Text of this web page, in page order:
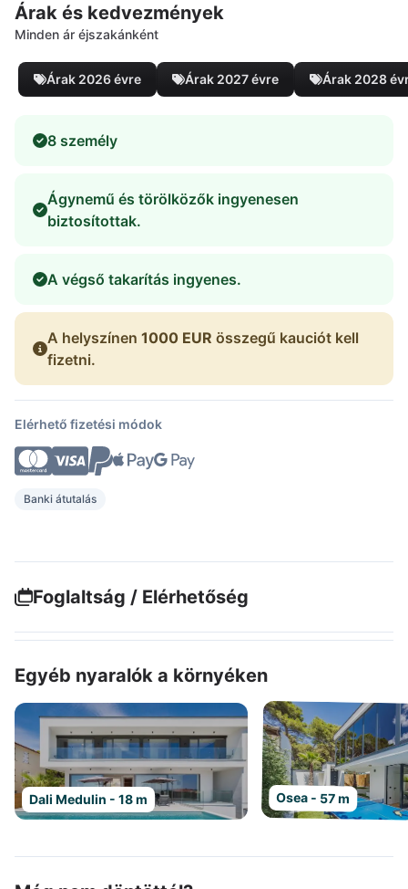
Árak és kedvezmények
Minden ár éjszakánként
Árak 2026 évre Árak 2027 évre Árak 2028
8 személy
Ágynemű és törölközők ingyenesen
biztosítottak.
A végső takarítás ingyenes.
A helyszínen 1000 EUR összegű kauciót kell
fizetni.
Elérhető fizetési módok
Banki átutalás
Foglaltság / Elérhetőség
Egyéb nyaralók a környéken
Dali Medulin - 18 m Osea - 57 m